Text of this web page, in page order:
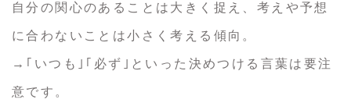
自分の関心のあることは大きく捉え、考えや予想
に合わないことは小さく考える傾向。
→｢いつも｣｢必ず｣といった決めつける言葉は要注
意です。